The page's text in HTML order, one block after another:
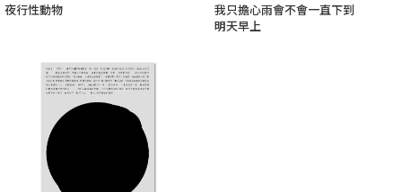
夜行性動物
我只擔心雨會不會一直下到
明天早上